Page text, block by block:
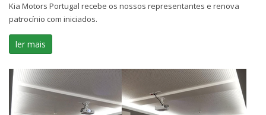
Kia Motors Portugal recebe os nossos representantes e renova
patrocínio com iniciados.
ler mais